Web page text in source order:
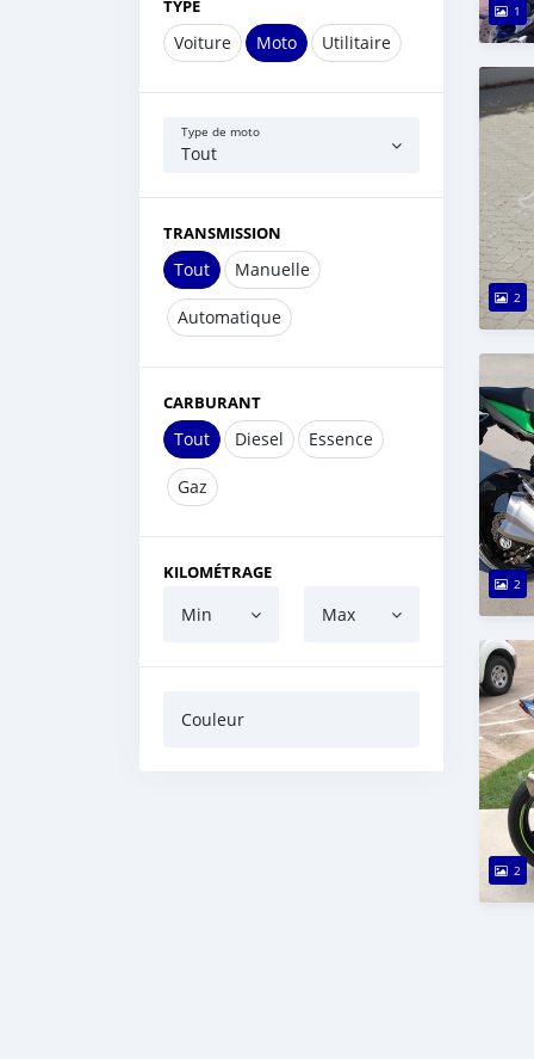
TYPE
Voiture Moto Utilitaire
Type de moto
Tout
TRANSMISSION
Tout Manuelle
Automatique
CARBURANT
Tout Diesel Essence
Gaz
KILOMÉTRAGE
Min Max
Couleur
1
2
2
2